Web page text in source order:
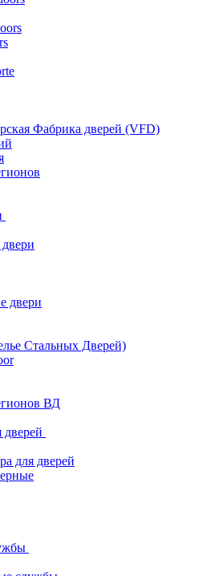
Фабрика дверей (VFD)
двери
Стальных Дверей)
ВД
для дверей